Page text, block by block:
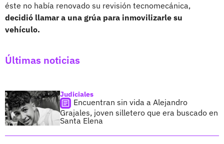
éste no había renovado su revisión tecnomecánica,
decidió llamar a una grúa para inmovilizarle su
vehículo.
Últimas noticias
Judiciales
Encuentran sin vida a Alejandro
Grajales, joven silletero que era buscado en
Santa Elena